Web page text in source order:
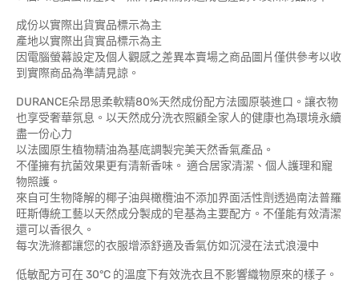
成份以實際出貨實品標示為主
產地以實際出貨實品標示為主
因電腦螢幕設定及個人觀感之差異本賣場之商品圖片僅供參考以收
到實際商品為準請見諒。
DURANCE朵昂思柔軟精80%天然成份配方法國原裝進口。讓衣物
也享受奢華氛息。以天然成分洗衣照顧全家人的健康也為環境永續
盡一份心力
以法國原生植物精油為基底調製完美天然香氣產品。
不僅擁有抗菌效果更有清新香味。 適合居家清潔、個人護理和寵
物照護。
來自可生物降解的椰子油與橄欖油不添加界面活性劑透過南法普羅
旺斯傳統工藝以天然成分製成的皂基為主要配方。不僅能有效清潔
還可以香很久。
每次洗滌都讓您的衣服增添舒適及香氣仿如沉浸在法式浪漫中
低敏配方可在 30°C 的溫度下有效洗衣且不影響織物原來的樣子。